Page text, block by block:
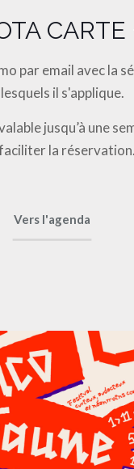
CARTE
par email avec la
il s'applique.
jusqu’à une
la réservation.
Vers l'agenda